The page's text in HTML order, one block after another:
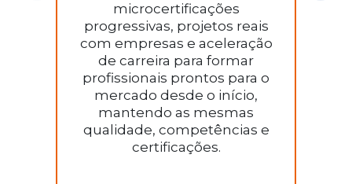
microcertificações
progressivas, projetos reais
com empresas e aceleração
de carreira para formar
profissionais prontos para o
mercado desde o início,
mantendo as mesmas
qualidade, competências e
certificações.